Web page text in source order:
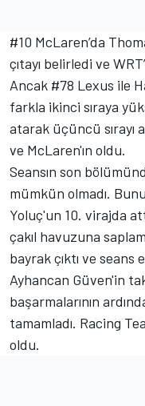
#10 McLaren’da
çıtayı belirledi ve
Ancak #78 Lexus ile
farkla ikinci sıraya
atarak üçüncü sırayı
ve McLaren'ın oldu.
Seansın son
mümkün olmadı.
Yoluç'un 10. virajda
çakıl havuzuna
bayrak çıktı ve seans
Ayhancan Güven'in
başarmalarının
tamamladı. Racing
oldu.